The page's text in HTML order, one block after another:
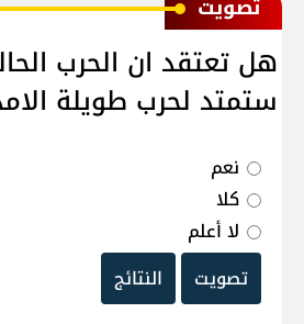
ﺗﺼﻮﻳﺖ
هل تعتقد ان الحرب
ستمتد لحرب طويلة
نعم
كلا
لا أعلم
تصويت
النتائج